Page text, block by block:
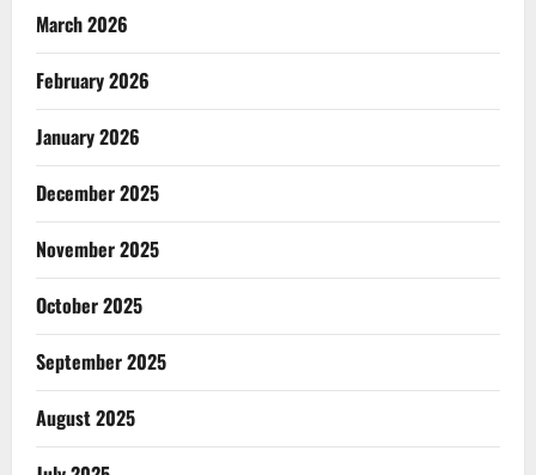
March 2026
February 2026
January 2026
December 2025
November 2025
October 2025
September 2025
August 2025